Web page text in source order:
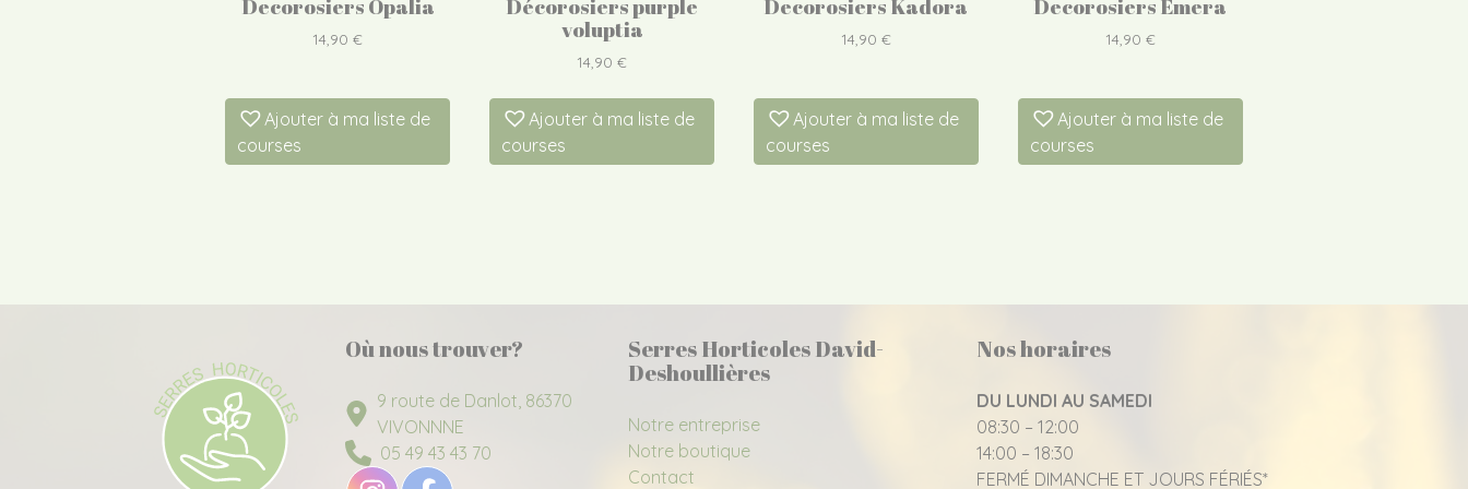
Decorosiers Opalia
14,90€
Ajouter à ma liste de
courses
Décorosiers purple
voluptia
14,90€
Ajouter à ma liste de
courses
Decorosiers Kadora
14,90 €
Ajouter à ma liste de
courses
Decorosiers Emera
14,90 €
Ajouter à ma liste de
courses
Où nous trouver?
9 route de Danlot, 86370
VIVONNNE
05 49 43 43 70
Serres Horticoles David-
Deshoullières
Notre entreprise
Notre boutique
Contact
Nos horaires
DU LUNDI AU SAMEDI
08:30 – 12:00
14:00 – 18:30
FERMÉ DIMANCHE ET JOURS FÉRIÉS*